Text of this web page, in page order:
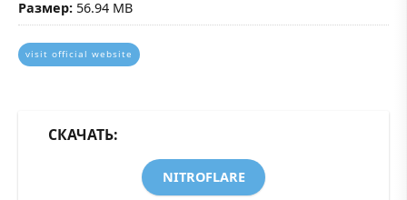
Размер: 56.94 MB
visit official website
СКАЧАТЬ:
NITROFLARE